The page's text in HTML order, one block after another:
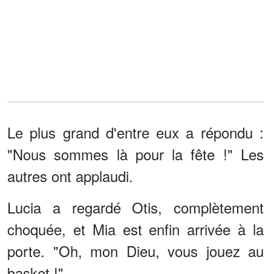
Le plus grand d'entre eux a répondu :
"Nous sommes là pour la fête !" Les
autres ont applaudi.
Lucia a regardé Otis, complètement
choquée, et Mia est enfin arrivée à la
porte. "Oh, mon Dieu, vous jouez au